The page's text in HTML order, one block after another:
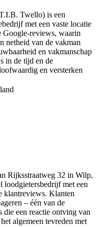
Twello) is een
met een vaste locatie
waarin
netheid van de vakman
en vakmanschap
in de tijd en de
en versterken
Rijksstraatweg 32 in Wilp,
loodgietersbedrijf met een
klantreviews. Klanten
– één van de
die een reactie ontving van
algemeen tevreden met